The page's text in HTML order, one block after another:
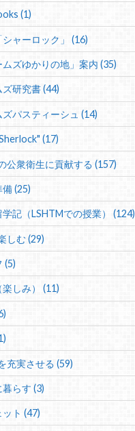
(1)
シャーロック」 (16)
ムズゆかりの地」案内 (35)
ズ研究書 (44)
ズパスティーシュ (14)
(17)
公衆衛生に貢献する (157)
(25)
学記（LSHTMでの授業） (124)
しむ (29)
(5)
しみ） (11)
充実させる (59)
らす (3)
ト (47)